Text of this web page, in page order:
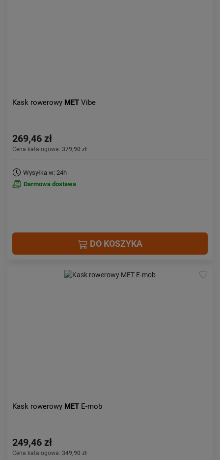
Kask rowerowy MET Vibe
269,46 zł
Cena katalogowa: 379,90 zł
Wysyłka w: 24h
Darmowa dostawa
DO KOSZYKA
Kask rowerowy MET E-mob
249,46 zł
Cena katalogowa: 349,90 zł